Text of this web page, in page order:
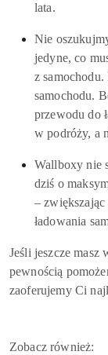
lata.
Nie
jedyne, co
z
samochodu.
przewodu do
w podróży, a
Wallboxy nie
dziś o
–
ładowania
Jeśli jeszcze
pewnością
zaoferujemy Ci
Zobacz również: